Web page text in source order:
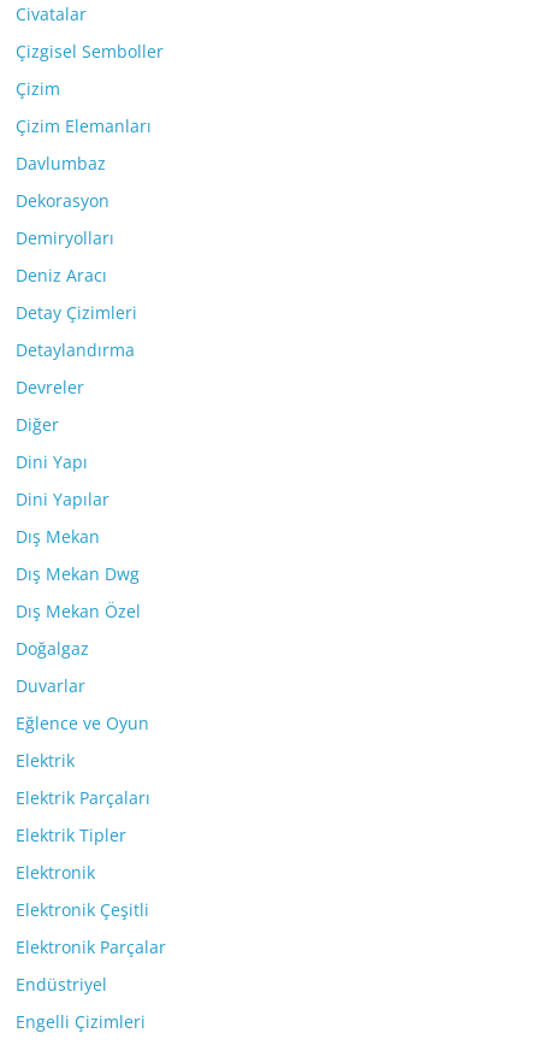
Civatalar
Çizgisel Semboller
Çizim
Çizim Elemanları
Davlumbaz
Dekorasyon
Demiryolları
Deniz Aracı
Detay Çizimleri
Detaylandırma
Devreler
Diğer
Dini Yapı
Dini Yapılar
Dış Mekan
Dış Mekan Dwg
Dış Mekan Özel
Doğalgaz
Duvarlar
Eğlence ve Oyun
Elektrik
Elektrik Parçaları
Elektrik Tipler
Elektronik
Elektronik Çeşitli
Elektronik Parçalar
Endüstriyel
Engelli Çizimleri